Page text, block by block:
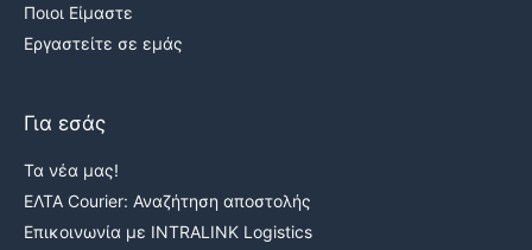
Ποιοι Είμαστε
Εργαστείτε σε εμάς
Για εσάς
Τα νέα μας!
ΕΛΤΑ Courier: Αναζήτηση αποστολής
Επικοινωνία με INTRALINK Logistics